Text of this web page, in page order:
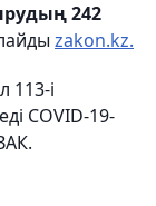
242
zakon.kz.
113-і
COVID-19-